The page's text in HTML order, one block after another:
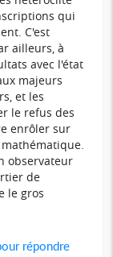
qui
C'est
ailleurs, à
avec l'état
majeurs
et les
le refus des
enrôler sur
mathématique.
observateur
de
le gros
répondre